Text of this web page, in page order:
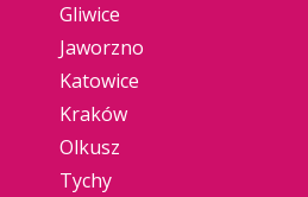
Gliwice
Jaworzno
Katowice
Kraków
Olkusz
Tychy